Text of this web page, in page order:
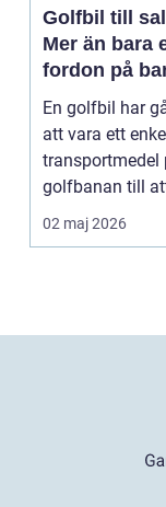
Golfbil till
Mer än bara
fordon på
En golfbil har
att vara ett
transportmedel
golfbanan till
02 maj 2026